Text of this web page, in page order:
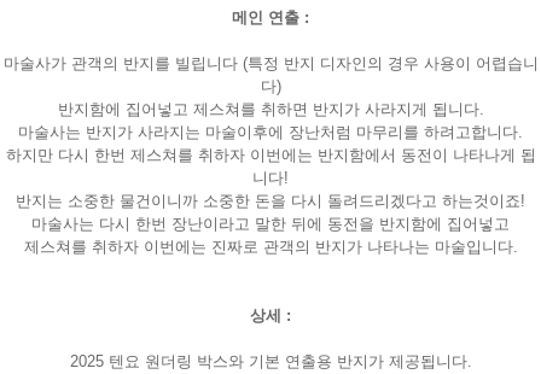
메인 연출 :
마술사가 관객의 반지를 빌립니다 (특정 반지 디자인의 경우 사용이 어렵습니
다)
반지함에 집어넣고 제스쳐를 취하면 반지가 사라지게 됩니다.
마술사는 반지가 사라지는 마술이후에 장난처럼 마무리를 하려고합니다.
하지만 다시 한번 제스쳐를 취하자 이번에는 반지함에서 동전이 나타나게 됩
니다!
반지는 소중한 물건이니까 소중한 돈을 다시 돌려드리겠다고 하는것이죠!
마술사는 다시 한번 장난이라고 말한 뒤에 동전을 반지함에 집어넣고
제스쳐를 취하자 이번에는 진짜로 관객의 반지가 나타나는 마술입니다.
상세 :
2025 텐요 원더링 박스와 기본 연출용 반지가 제공됩니다.